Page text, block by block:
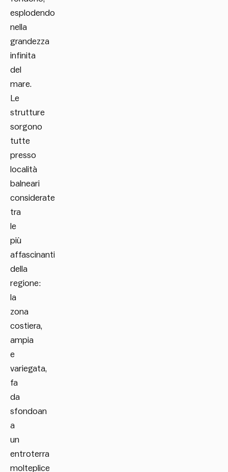
esplodendo
nella
grandezza
infinita
del
mare.
Le
strutture
sorgono
tutte
presso
località
balneari
considerate
tra
le
più
affascinanti
della
regione:
la
zona
costiera,
ampia
e
variegata,
fa
da
sfondoan
a
un
entroterra
molteplice